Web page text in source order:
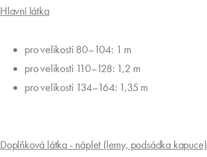
Hlavní látka
pro velikosti 80–104: 1 m
pro velikosti 110–128: 1,2 m
pro velikosti 134–164: 1,35 m
Doplňková látka - náplet (lemy, podsádka kapuce)